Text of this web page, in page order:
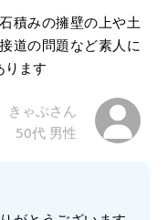
きゃぷさん
50代 男性
積みの擁壁の上や土
道の問題など素人に
ります